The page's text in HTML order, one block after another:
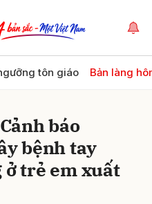
tôn giáo Bản làng
báo
bệnh tay
ở trẻ em xuất